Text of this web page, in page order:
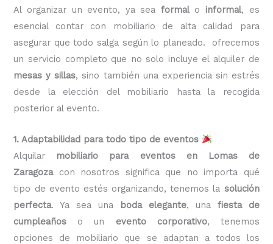
Al organizar un evento, ya sea formalo informal, es
esencial contar con mobiliario de alta calidad para
asegurar que todo salga según lo planeado. ofrecemos
un servicio completo que no solo incluye el alquiler de
mesas y sillas, sino también una experiencia sin estrés
desde la elección del mobiliario hasta la recogida
posterior al evento.
1. Adaptabilidad para todo tipo de eventos
Alquilar mobiliario para eventos en Lomas de
Zaragozacon nosotros significa que no importa qué
tipo de evento estés organizando, tenemos la solución
perfecta. Ya sea una boda elegante, una fiesta de
cumpleaños o un evento corporativo, tenemos
opciones de mobiliario que se adaptan a todos los